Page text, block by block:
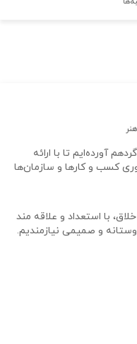
آورده‌ایم تا با ارائه
کسب و کارها و سازمان‌ها
در حال حاضر به یک نفر کارشناس UI/UX خلاق، با استعداد و علاقه مند
و صمیمی نیازمندیم.